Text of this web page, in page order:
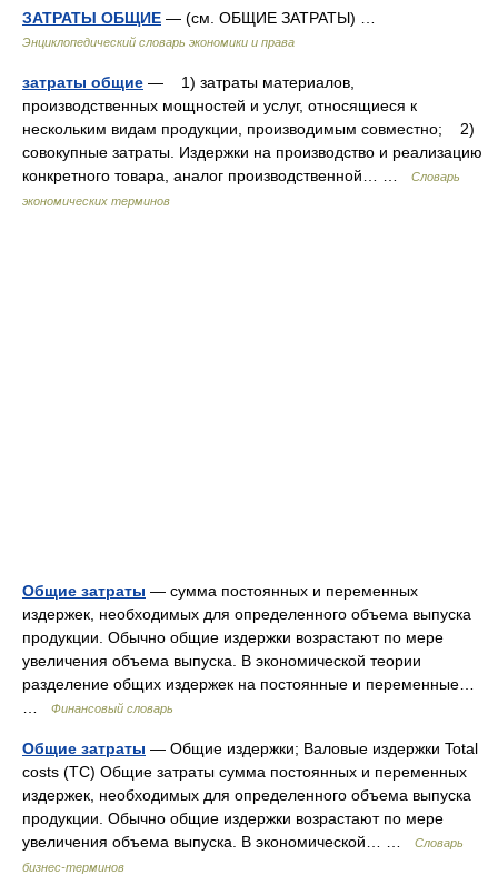
ЗАТРАТЫ ОБЩИЕ — (см. ОБЩИЕ ЗАТРАТЫ) …
Энциклопедический словарь экономики и права
затраты общие — 1) затраты материалов,
производственных мощностей и услуг, относящиеся к
нескольким видам продукции, производимым совместно; 2)
совокупные затраты. Издержки на производство и реализацию
конкретного товара, аналог производственной… …
Словарь
экономических терминов
Общие затраты — сумма постоянных и переменных
издержек, необходимых для определенного объема выпуска
продукции. Обычно общие издержки возрастают по мере
увеличения объема выпуска. В экономической теории
разделение общих издержек на постоянные и переменные…
Финансовый словарь
Общие затраты — Общие издержки; Валовые издержки Total
costs (TC) Общие затраты сумма постоянных и переменных
издержек, необходимых для определенного объема выпуска
продукции. Обычно общие издержки возрастают по мере
увеличения объема выпуска. В экономической… …
Словарь
бизнес-терминов